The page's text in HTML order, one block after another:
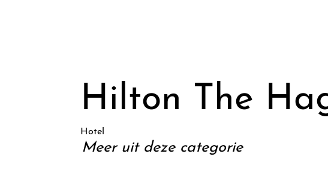
Hilton The
Hotel
Meer uit deze categorie